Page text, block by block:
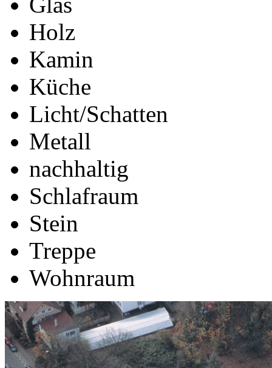
Holz
Kamin
Küche
Licht/Schatten
Metall
nachhaltig
Schlafraum
Stein
Treppe
Wohnraum